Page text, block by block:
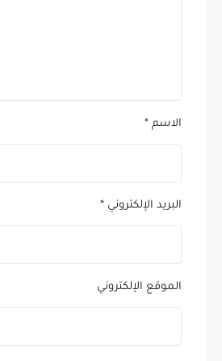
الاسم *
البريد الإلكتروني *
الموقع الإلكتروني